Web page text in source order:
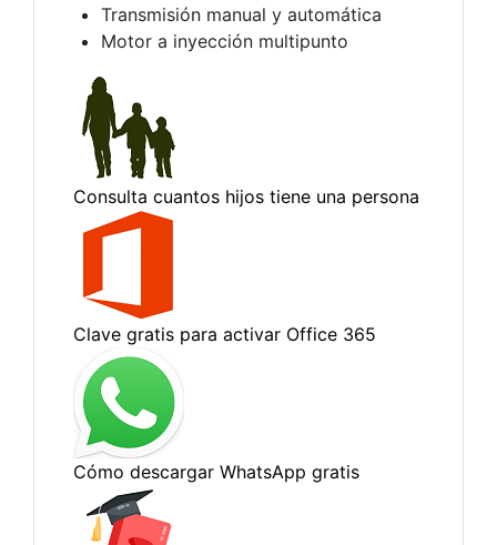
Transmisión manual y automática
Motor a inyección multipunto